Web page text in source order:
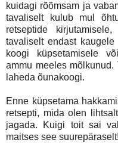
kuidagi rõõmsam ja
tavaliselt kulub mul
retseptide
tavaliselt endast
koogi küpsetamisele
ammu meeles
laheda õunakoogi.
Enne küpsetama
retsepti, mida olen
jagada. Kuigi toit sai
maitses see